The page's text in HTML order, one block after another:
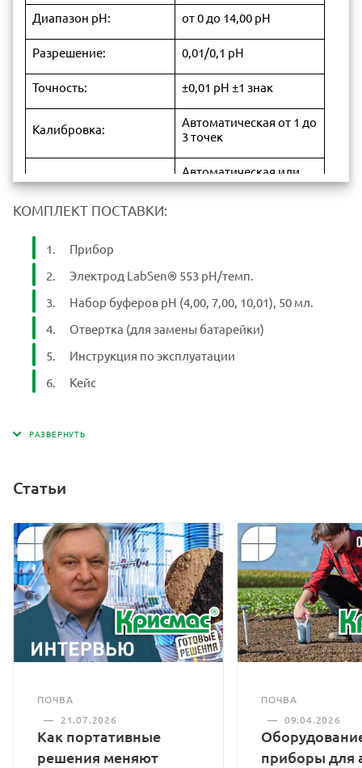
Диапазон pH: от 0 до 14,00 pH
Разрешение: 0,01/0,1 pH
Точность: ±0,01 pH ±1 знак
Калибровка:
Автоматическая от 1 до
3 точек
Температурная
Автоматическая или
ручная температурная
ОВП (мВ) диапазон:
Разрешение: 1 мВ
Точность:
знак
Темп. диапазон: от 0 до 100°C
Дисплей:
(1,5В×3)
Размеры и вес
Прибор: (88*170*33)
мм/313 г.;
Кейс: (360*270*76)
мм/1,6 кг.
КОМПЛЕКТ ПОСТАВКИ:
Прибор
Электрод LabSen® 553 рН/темп.
Набор буферов pH (4,00, 7,00, 10,01), 50 мл.
Отвертка (для замены батарейки)
Инструкция по эксплуатации
Кейс
Статьи
ПОЧВА
—
21.07.2026
Как портативные
решения меняют
ПОЧВА
— 09.04.2026
приборы для